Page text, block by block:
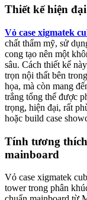
Thiết kế hiện
Vỏ case xigmatek
chất thẩm mỹ, sử
cong tạo nên một
sâu. Cách thiết kế
trọn nội thất bên
họa, mà còn mang
trắng tổng thể được
trọng, hiện đại, rất
hoặc build case
Tính tương
mainboard
Vỏ case xigmatek
tower trong phân